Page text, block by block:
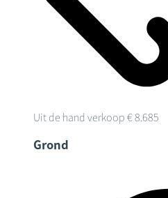
Uit de hand verkoop € 8.685
Grond